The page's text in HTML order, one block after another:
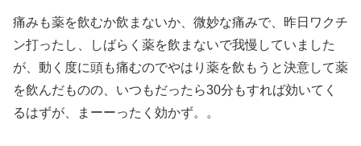
痛みも薬を飲むか飲まないか、微妙な痛みで、昨日ワクチ
ン打ったし、しばらく薬を飲まないで我慢していました
が、動く度に頭も痛むのでやはり薬を飲もうと決意して薬
を飲んだものの、いつもだったら30分もすれば効いてく
るはずが、まーーったく効かず。。